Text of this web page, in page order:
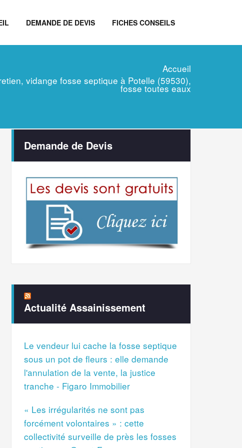
DEMANDE DE DEVIS FICHES CONSEILS
Accueil
vidange fosse septique à Potelle (59530),
fosse toutes eaux
Demande de Devis
Actualité Assainissement
Le vendeur lui cache la fosse septique
sous un pot de fleurs : elle demande
l'annulation de la vente, la justice
tranche - Figaro Immobilier
« Les irrégularités ne sont pas
forcément volontaires » : cette
collectivité surveille de près les fosses